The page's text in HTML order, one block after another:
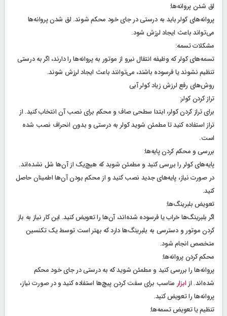
لق شدن پروانه‌ها:
پروانه‌های کولر باید به درستی در جای خود محکم شوند. لق شدن پروانه‌ها
می‌تواند باعث ایجاد لرزش شود.
مشکلات تسمه:
تسمه‌های کولر که وظیفه انتقال نیرو از موتور به پروانه‌ها را دارند، اگر به درستی
تنظیم نشوند یا فرسوده باشند، می‌توانند باعث ایجاد لرزش شوند.
روش‌های رفع لرزش زیاد کولر آبی
تراز کردن کولر:
برای تراز کردن کولر، ابتدا سطحی صاف و محکم برای نصب آن انتخاب کنید. از
تراز استفاده کنید تا مطمئن شوید کولر به درستی و بدون انحراف نصب شده
است.
بررسی و محکم کردن پایه‌ها:
پایه‌های کولر را بررسی کنید و مطمئن شوید که هیچ‌یک از آن‌ها شل نشده‌اند.
در صورت نیاز، پایه‌های جدید نصب کنید و از محکم بودن آن‌ها اطمینان حاصل
کنید.
تعویض بلبرینگ‌ها:
اگر بلبرینگ‌ها خراب یا فرسوده شده‌اند، آن‌ها را تعویض کنید. این کار نیاز به باز
کردن موتور و دسترسی به بلبرینگ‌ها دارد که بهتر است توسط یک تکنسین
متخصص انجام شود.
محکم کردن پروانه‌ها:
پروانه‌ها را بررسی کنید و مطمئن شوید که به درستی در جای خود محکم
شده‌اند. از ابزار مناسب برای سفت کردن پیچ‌ها استفاده کنید و در صورت نیاز،
پروانه‌ها را تعویض کنید.
تنظیم یا تعویض تسمه‌ها: